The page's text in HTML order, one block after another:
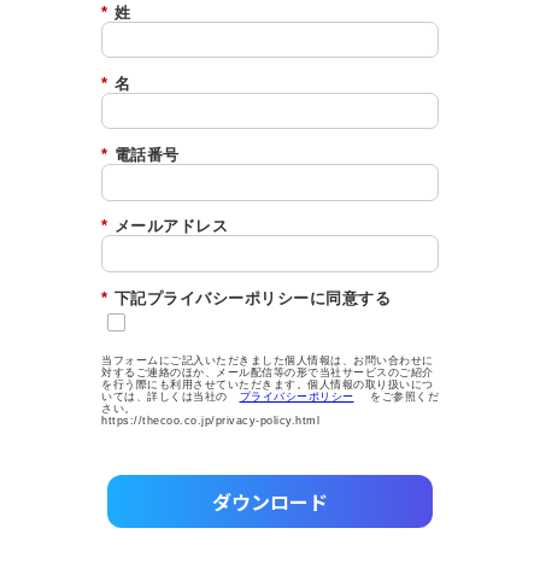
* 姓
* 名
* 電話番号
* メールアドレス
* 下記プライバシーポリシーに同意する
当フォームにご記入いただきました個人情報は、お問い合わせに
対するご連絡のほか、メール配信等の形で当社サービスのご紹介
を行う際にも利用させていただきます。個人情報の取り扱いにつ
いては、詳しくは当社の
プライバシーポリシー
をご参照くだ
さい。
https://thecoo.co.jp/privacy-policy.html
ダウンロード